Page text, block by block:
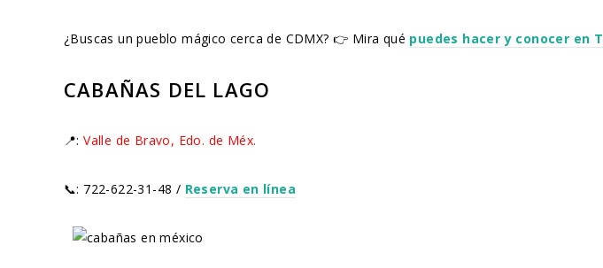
¿Buscas un pueblo mágico cerca de CDMX? 👉 Mira qué puedes hacer y conocer en
CABAÑAS DEL LAGO
📍: Valle de Bravo, Edo. de Méx.
📞: 722-622-31-48 / Reserva en línea